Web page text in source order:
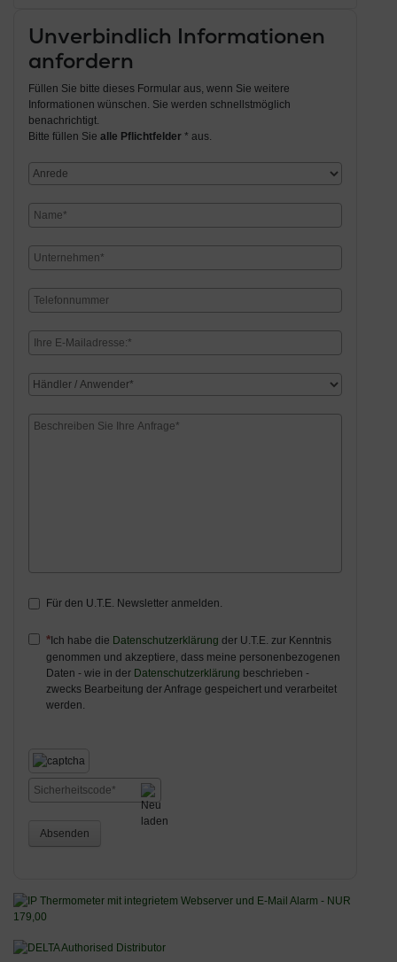
Unverbindlich Informationen
anfordern
Füllen Sie bitte dieses Formular aus, wenn Sie weitere
Informationen wünschen. Sie werden schnellstmöglich
benachrichtigt.
Bitte füllen Sie alle Pflichtfelder * aus.
Für den U.T.E. Newsletter anmelden.
Ich habe die Datenschutzerklärung der U.T.E. zur Kenntnis
genommen und akzeptiere, dass meine personenbezogenen
Daten - wie in der Datenschutzerklärung beschrieben -
zwecks Bearbeitung der Anfrage gespeichert und verarbeitet
werden.
Absenden